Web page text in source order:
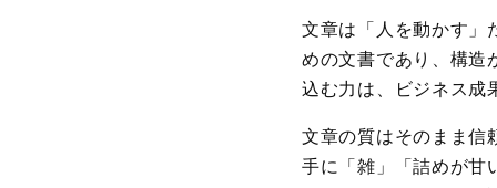
文章は「人を動かす」
めの文書であり、構造
込む力は、ビジネス成
文章の質はそのまま信
手に「雑」「詰めが甘